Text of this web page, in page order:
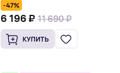
-47%
6 196 ₽ 11 690 ₽
КУПИТЬ